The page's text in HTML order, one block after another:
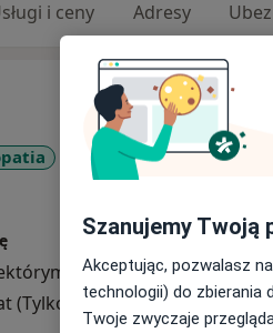
i ceny Adresy
Skolioza
Zespół
adresami)
(Tylko pod niektórymi
Szanujemy Twoją
Akceptując, pozwalasz
technologii) do zbierania
Twoje zwyczaje